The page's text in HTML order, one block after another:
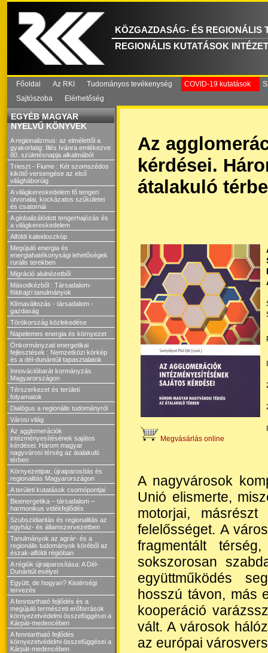
KÖZGAZDASÁG- ÉS REGIONÁLIS
REGIONÁLIS KUTATÁSOK
Főoldal Az RKI Tudományos tevékenység COVID-19 kutatások
Sajtószoba
Elérhetőség
EGYÉB MAGYAR
NYELVŰ KÖNYVEK
A regionalizmus: az elmélettől a
gyakorlatig: Illés Ivánra emlékezve
80. születésnapja alkalmából
Trieszt - Fiume : Két szomszédos
kikötő versengése az első
világháborúig
A világkereskedelem fő tengeri
útvonalai, kockázatos szűkületei
és csatornái
A globalizálódott tengerhajózás és
a világkereskedelem
Alföldi kaleidoszkóp
Megújuló energia és
energiahatékonysági lehetőségek
rurális terekben
Migráció alulnézetből
Másodkézből : Társadalom-
földrajzi tanulmányok
Klímaváltozás - társadalom -
gazdaság
Törökország közlekedése
Napelemes energia és környezet
Önkormányzati energetikai
fejlesztések : Nemzetközi körkép
és a dél-dunántúli tapasztalatok
Innovációbarát kormányzás
Magyarországon
Térszerkezet és területi
folyamatok
Dialógus a regionális tudományról
Városi világ
Az agglomerációk
intézményesítésének sajátos
kérdései. Három magyar
nagyvárosi térség az átalakuló
térben
Környezetipar, újraiparosítás és
regionalitás Magyarországon
A területi kutatások csomópontjai
Bioenergetika – társadalom –
harmonikus vidékfejlődés
Szubszidiaritás és regionalitás az
egyház- és államszervezetben
Tanulmányok az agrár- és a
regionális tudományok köréből az
észak-alföldi régióban
A régiók újraiparosítása: A Dél-
Dunántúl esélyei
Együtt, de hogyan? Kistérségi
tervezés
A fenntartható fejlődés és a
megújuló természeti erőforrások
környezetvédelmi összefüggései a
Kárpát-medencében
A fenntartható fejlődés
környezetvédelmi összefüggései a
Kárpát-medencében
Az
kérdései.
átalakuló
Megvásárlás online
A nagyvárosok
Unió elismerte,
motorjai,
felelősséget. A
fragmentált
sokszorosan
együttműködés
hosszú távon, más
kooperáció
vált. A városok
az európai